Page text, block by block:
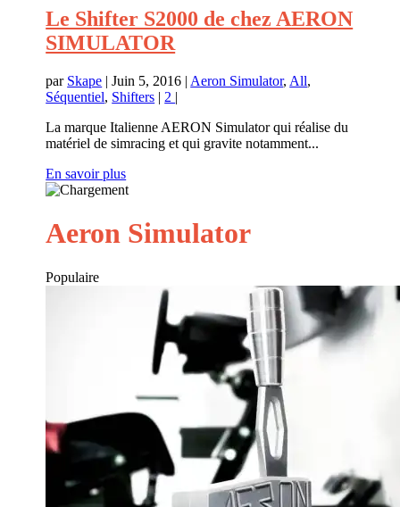
Le Shifter S2000 de chez AERON
SIMULATOR
par Skape |Juin 5, 2016 | Aeron Simulator, All,
Séquentiel, Shifters | 2 |
La marque Italienne AERON Simulator qui réalise du
matériel de simracing et qui gravite notamment...
En savoir plus
Aeron Simulator
Populaire